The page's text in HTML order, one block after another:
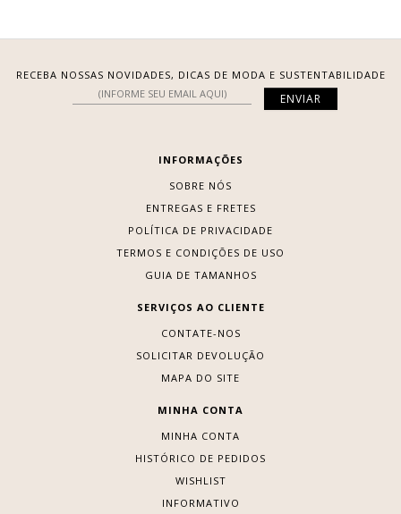
RECEBA NOSSAS NOVIDADES, DICAS DE MODA E SUSTENTABILIDADE
INFORMAÇÕES
SOBRE NÓS
ENTREGAS E FRETES
POLÍTICA DE PRIVACIDADE
TERMOS E CONDIÇÕES DE USO
GUIA DE TAMANHOS
SERVIÇOS AO CLIENTE
CONTATE-NOS
SOLICITAR DEVOLUÇÃO
MAPA DO SITE
MINHA CONTA
MINHA CONTA
HISTÓRICO DE PEDIDOS
WISHLIST
INFORMATIVO